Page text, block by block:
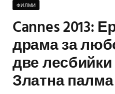
ФИЛМИ
Cannes 2013:
драма за
две
Златна палма